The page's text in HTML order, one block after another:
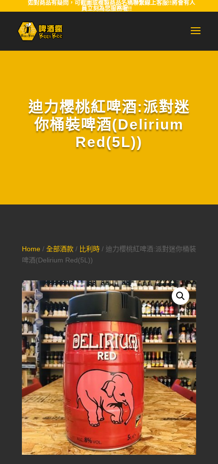
如對商品有疑問，可截圖或複製商品名稱聯繫線上客服!!將會有人
員立刻為您服務喔!!
迪力櫻桃紅啤酒:派對迷
你桶裝啤酒(Delirium
Red(5L))
Home/ 全部酒款/ 比利時/ 迪力櫻桃紅啤酒:派對迷你桶裝
啤酒(Delirium Red(5L))